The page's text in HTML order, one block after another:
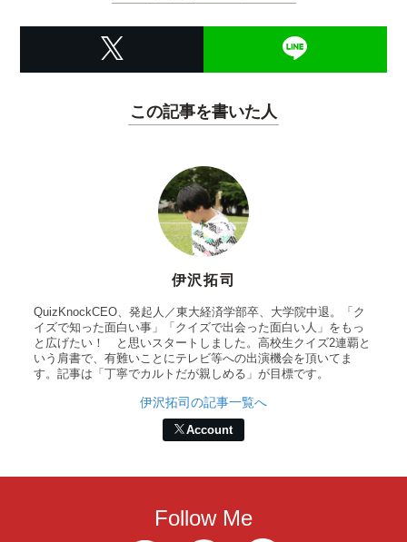
この記事を書いた人
伊沢拓司
QuizKnockCEO、発起人／東大経済学部卒、大学院中退。「ク
イズで知った面白い事」「クイズで出会った面白い人」をもっ
と広げたい！ と思いスタートしました。高校生クイズ2連覇と
いう肩書で、有難いことにテレビ等への出演機会を頂いてま
す。記事は「丁寧でカルトだが親しめる」が目標です。
伊沢拓司の記事一覧へ
Account
Follow Me